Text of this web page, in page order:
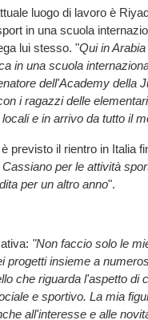
luogo di lavoro è
in una scuola
lui stesso. "Qui in
in una scuola
dell'Academy della
i ragazzi delle
e in arrivo da tutto il
previsto il rientro in Italia
per le attività
per un altro anno".
"Non faccio solo le
progetti insieme a
che riguarda l'aspetto di
e sportivo. La mia
all'interesse e alle